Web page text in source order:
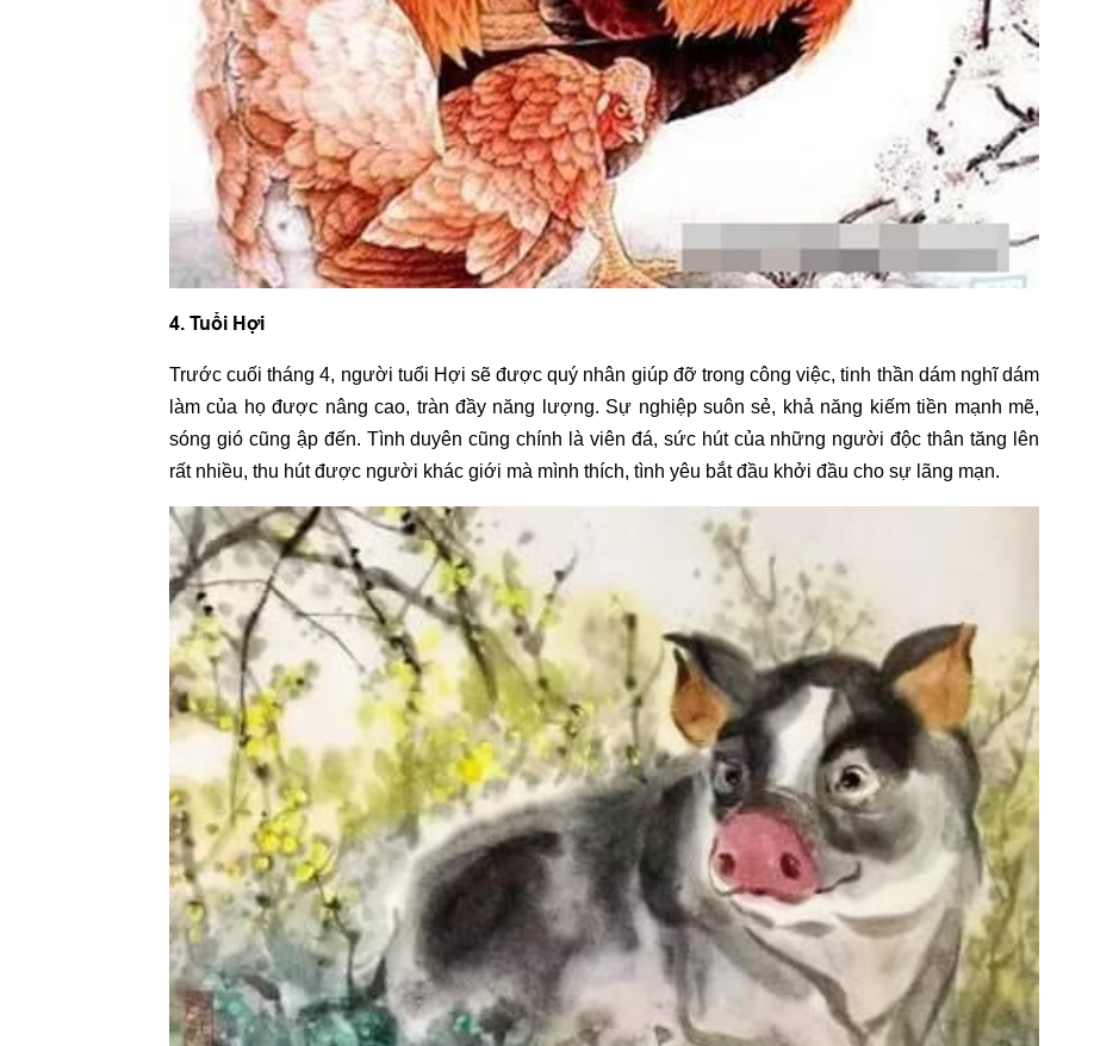
4. Tuổi Hợi
Trước cuối tháng 4, người tuổi Hợi sẽ được quý nhân giúp đỡ trong công việc, tinh thần dám nghĩ dám
làm của họ được nâng cao, tràn đầy năng lượng. Sự nghiệp suôn sẻ, khả năng kiếm tiền mạnh mẽ,
sóng gió cũng ập đến. Tình duyên cũng chính là viên đá, sức hút của những người độc thân tăng lên
rất nhiều, thu hút được người khác giới mà mình thích, tình yêu bắt đầu khởi đầu cho sự lãng mạn.